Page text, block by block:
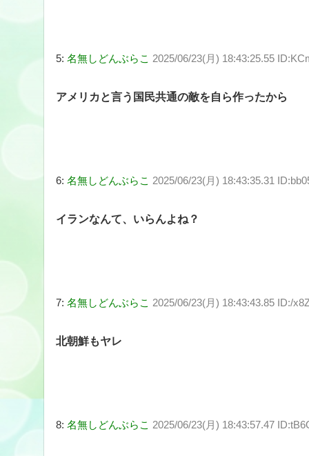
5: 名無しどんぶらこ 2025/06/23(月) 18:43:25.55
アメリカと言う国民共通の敵を自ら作ったから
6: 名無しどんぶらこ 2025/06/23(月) 18:43:35.31
イランなんて、いらんよね？
7: 名無しどんぶらこ 2025/06/23(月) 18:43:43.85 ID:/
北朝鮮もヤレ
8: 名無しどんぶらこ 2025/06/23(月) 18:43:57.47